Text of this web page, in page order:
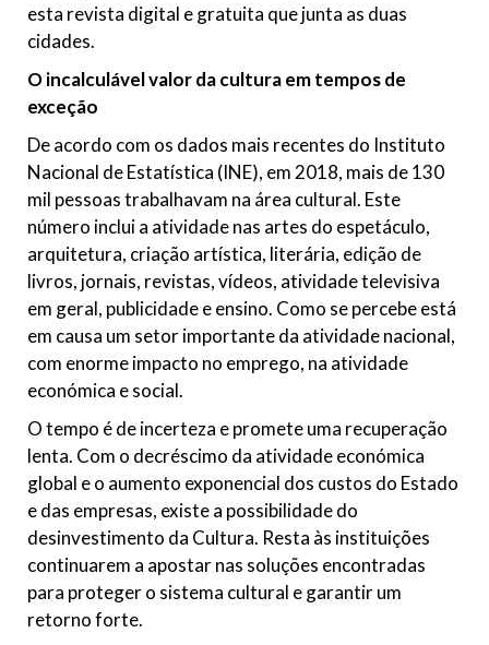
esta revista digital e gratuita que junta as duas
cidades.
O incalculável valor da cultura em tempos de
exceção
De acordo com os dados mais recentes do Instituto
Nacional de Estatística (INE), em 2018, mais de 130
mil pessoas trabalhavam na área cultural. Este
número inclui a atividade nas artes do espetáculo,
arquitetura, criação artística, literária, edição de
livros, jornais, revistas, vídeos, atividade televisiva
em geral, publicidade e ensino. Como se percebe está
em causa um setor importante da atividade nacional,
com enorme impacto no emprego, na atividade
económica e social.
O tempo é de incerteza e promete uma recuperação
lenta. Com o decréscimo da atividade económica
global e o aumento exponencial dos custos do Estado
e das empresas, existe a possibilidade do
desinvestimento da Cultura. Resta às instituições
continuarem a apostar nas soluções encontradas
para proteger o sistema cultural e garantir um
retorno forte.